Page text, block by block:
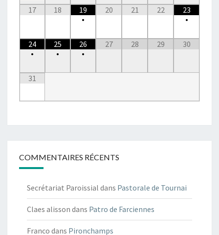
17 18
19
•
20 21 22
23
•
24
•
25
•
26
•
27 28 29 30
31
COMMENTAIRES RÉCENTS
Secrétariat Paroissial dans Pastorale de Tournai
Claes alisson dans Patro de Farciennes
Franco dans Pironchamps